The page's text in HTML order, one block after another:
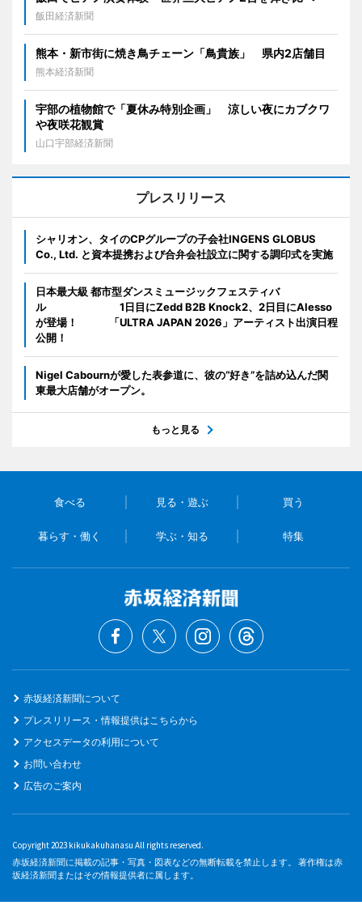
飯田経済新聞
熊本・新市街に焼き鳥チェーン「鳥貴族」 県内2店舗目
熊本経済新聞
宇部の植物館で「夏休み特別企画」 涼しい夜にカブクワ
や夜咲花観賞
山口宇部経済新聞
プレスリリース
シャリオン、タイのCPグループの子会社INGENS GLOBUS
Co., Ltd. と資本提携および合弁会社設立に関する調印式を実施
日本最大級 都市型ダンスミュージックフェスティバ
ル 1日目にZedd B2B Knock2、2日目にAlesso
が登場！ 「ULTRA JAPAN 2026」アーティスト出演日程
公開！
Nigel Cabournが愛した表参道に、彼の“好き”を詰め込んだ関
東最大店舗がオープン。
もっと見る
食べる 見る・遊ぶ 買う
暮らす・働く 学ぶ・知る 特集
赤坂経済新聞について
プレスリリース・情報提供はこちらから
アクセスデータの利用について
お問い合わせ
広告のご案内
Copyright 2023 kikukakuhanasu All rights reserved.
赤坂経済新聞に掲載の記事・写真・図表などの無断転載を禁止します。 著作権は赤
坂経済新聞またはその情報提供者に属します。